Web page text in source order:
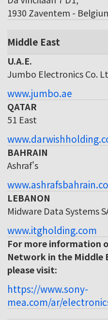
1930 Zaventem -
Middle East
U.A.E.
Jumbo Electronics Co.
www.jumbo.ae
QATAR
51 East
BAHRAIN
Ashraf's
LEBANON
Midware Data Systems
www.itgholding.com
For more information
Network in the Middle
please visit:
https://www.sony-
mea.com/ar/